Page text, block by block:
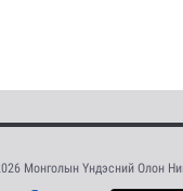
Монголын Үндэсний Олон